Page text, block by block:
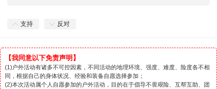
支持 反对
【我同意以下免责声明】
(1)户外活动有诸多不可控因素，不同活动的地理环境、强度、难度、险度各不相
同，根据自己的身体状况、经验和装备自愿选择参加；
(2)本次活动属个人自愿参加的户外活动，目的在于倡导不畏艰险、互帮互助、团